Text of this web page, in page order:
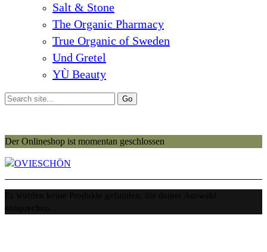
Salt & Stone
The Organic Pharmacy
True Organic of Sweden
Und Gretel
YÙ Beauty
Der Onlineshop ist momentan geschlossen